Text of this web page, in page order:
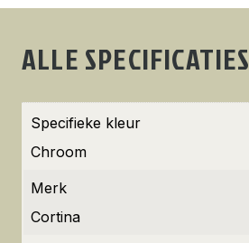
ALLE SPECIFICATIES
Specifieke kleur
Chroom
Merk
Cortina